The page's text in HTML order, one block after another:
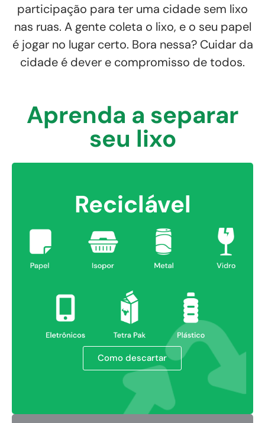
participação para ter uma cidade sem lixo
nas ruas. A gente coleta o lixo, e o seu papel
é jogar no lugar certo. Bora nessa? Cuidar da
cidade é dever e compromisso de todos.
Aprenda a separar
seu lixo
Reciclável
Como descartar